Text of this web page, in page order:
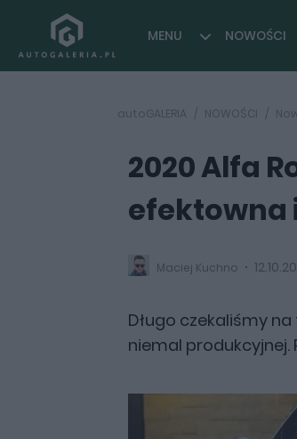
MENU NOWOŚCI
autoGALERIA NOWOŚCI
2020 Alfa
efektowna
Maciej Kuchno
Długo czekaliśmy
niemal produkcyjnej.